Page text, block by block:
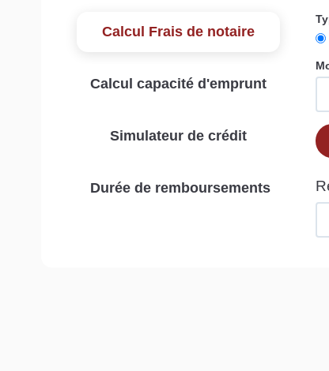
Calcul Frais de notaire
Calcul capacité d'emprunt
Simulateur de crédit
Durée de remboursements